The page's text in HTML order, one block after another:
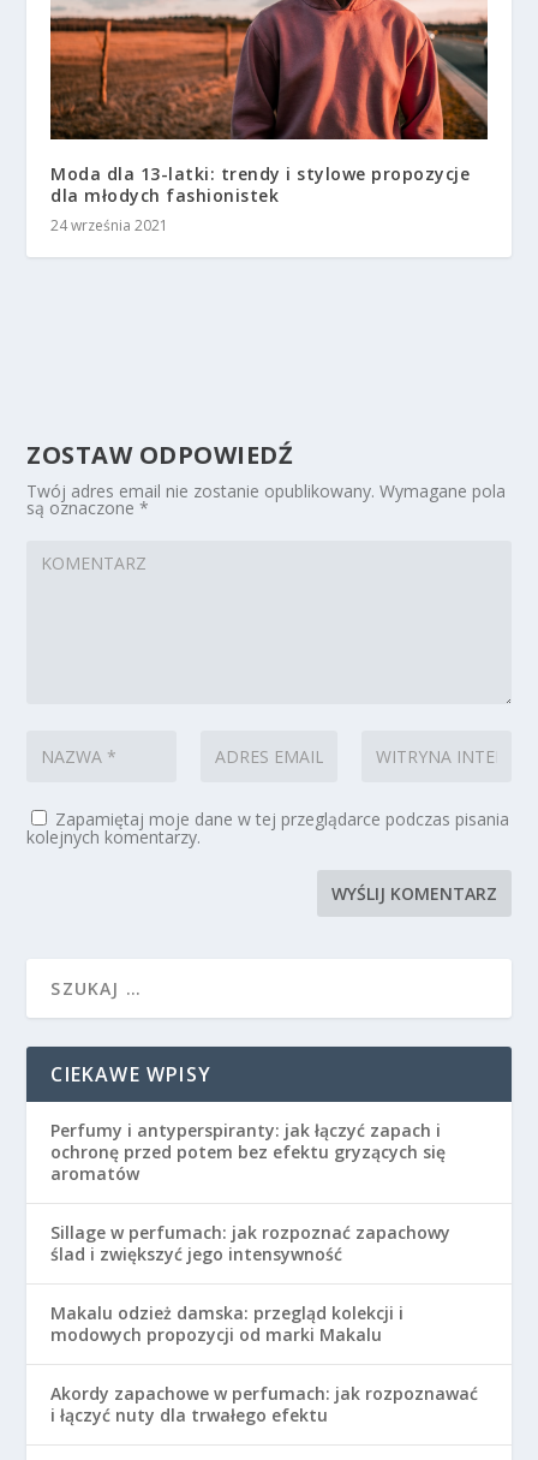
Moda dla 13-latki: trendy i stylowe propozycje
dla młodych fashionistek
24 września 2021
ZOSTAW ODPOWIEDŹ
Twój adres email nie zostanie opublikowany. Wymagane pola
są oznaczone*
Zapamiętaj moje dane w tej przeglądarce podczas pisania
kolejnych komentarzy.
CIEKAWE WPISY
Perfumy i antyperspiranty: jak łączyć zapach i
ochronę przed potem bez efektu gryzących się
aromatów
Sillage w perfumach: jak rozpoznać zapachowy
ślad i zwiększyć jego intensywność
Makalu odzież damska: przegląd kolekcji i
modowych propozycji od marki Makalu
Akordy zapachowe w perfumach: jak rozpoznawać
i łączyć nuty dla trwałego efektu